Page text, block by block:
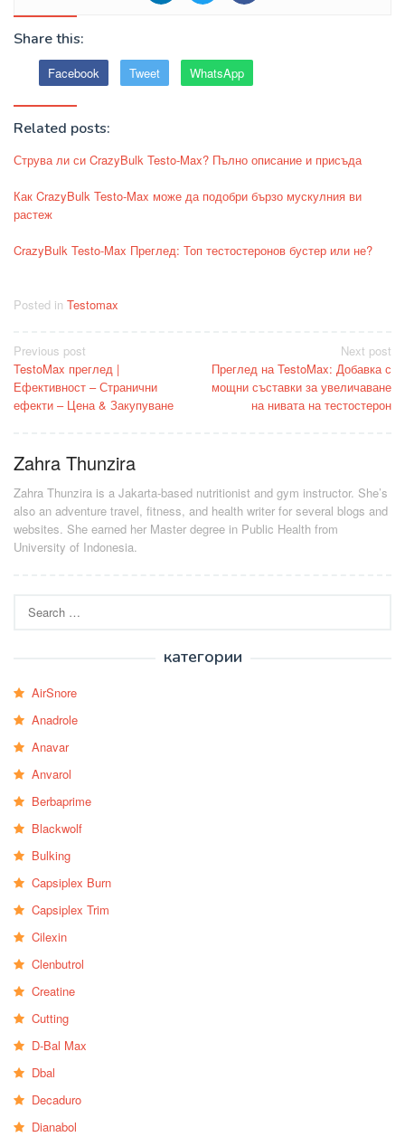
Share this:
Facebook Tweet WhatsApp
Related posts:
Струва ли си CrazyBulk Testo-Max? Пълно описание и присъда
Как CrazyBulk Testo-Max може да подобри бързо мускулния ви
растеж
CrazyBulk Testo-Max Преглед: Топ тестостеронов бустер или не?
Posted in Testomax
Post
navigation
Previous post
TestoMax преглед |
Ефективност – Странични
ефекти – Цена & Закупуване
Next post
Преглед на TestoMax: Добавка с
мощни съставки за увеличаване
на нивата на тестостерон
Zahra Thunzira
Zahra Thunzira is a Jakarta-based nutritionist and gym instructor. She’s
also an adventure travel, fitness, and health writer for several blogs and
websites. She earned her Master degree in Public Health from
University of Indonesia.
for:
категории
AirSnore
Anadrole
Anavar
Anvarol
Berbaprime
Blackwolf
Bulking
Capsiplex Burn
Capsiplex Trim
Cilexin
Clenbutrol
Creatine
Cutting
D-Bal Max
Dbal
Decaduro
Dianabol